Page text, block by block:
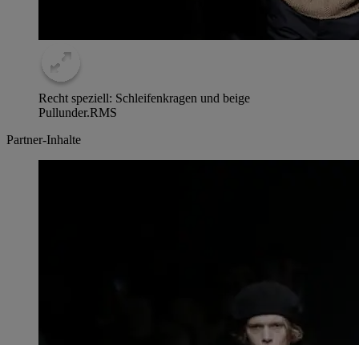
Recht speziell: Schleifenkragen und beige
Pullunder.RMS
Partner-Inhalte